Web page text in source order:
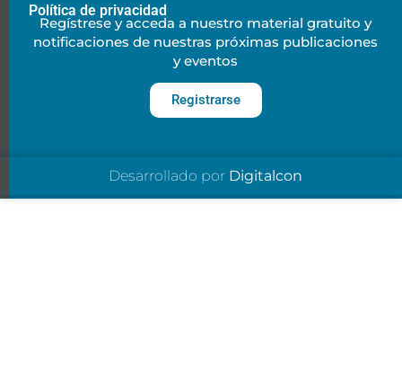
Política de privacidad
Regístrese y acceda a nuestro material gratuito y
notificaciones de nuestras próximas publicaciones
y eventos
Registrarse
Desarrollado por Digitalcon